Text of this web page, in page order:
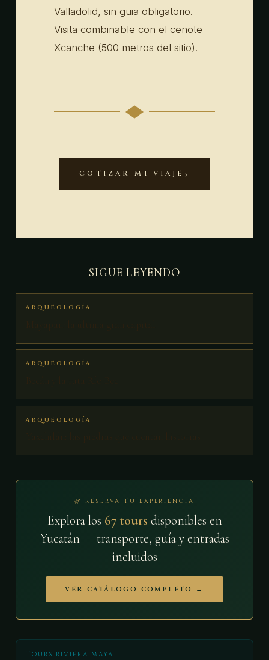
Valladolid, sin guia obligatorio.
Visita combinable con el cenote
Xcanche (500 metros del sitio).
COTIZAR MI VIAJE
SIGUE LEYENDO
ARQUEOLOGÍA
ARQUEOLOGÍA
ARQUEOLOGÍA
🌿 RESERVA TU EXPERIENCIA
Explora los 67 tours disponibles en
Yucatán — transporte, guía y entradas
incluidos
VER CATÁLOGO COMPLETO →
TOURS RIVIERA MAYA